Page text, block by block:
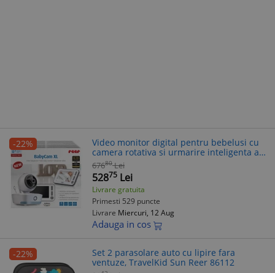
-22%
Video monitor digital pentru bebelusi cu
camera rotativa si urmarire inteligenta a
miscarii, REER BabyCam XL 80440
67680 Lei
52875 Lei
Livrare gratuita
Primesti 529 puncte
Livrare Miercuri, 12 Aug
Adauga in cos
-22%
Set 2 parasolare auto cu lipire fara
ventuze, TravelKid Sun Reer 86112